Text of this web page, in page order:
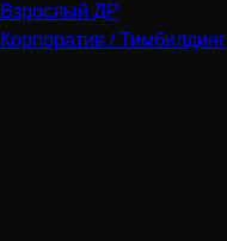
Взрослый ДР
Корпоратив / Тимбилдинг